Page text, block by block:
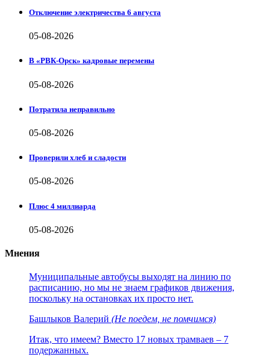
Отключение электричества 6 августа
05-08-2026
В «РВК-Орск» кадровые перемены
05-08-2026
Потратила неправильно
05-08-2026
Проверили хлеб и сладости
05-08-2026
Плюс 4 миллиарда
05-08-2026
Мнения
Муниципальные автобусы выходят на линию по
расписанию, но мы не знаем графиков движения,
поскольку на остановках их просто нет.
Башлыков Валерий (Не поедем, не помчимся)
Итак, что имеем? Вместо 17 новых трамваев – 7
подержанных.